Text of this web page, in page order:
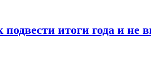
итоги года и не